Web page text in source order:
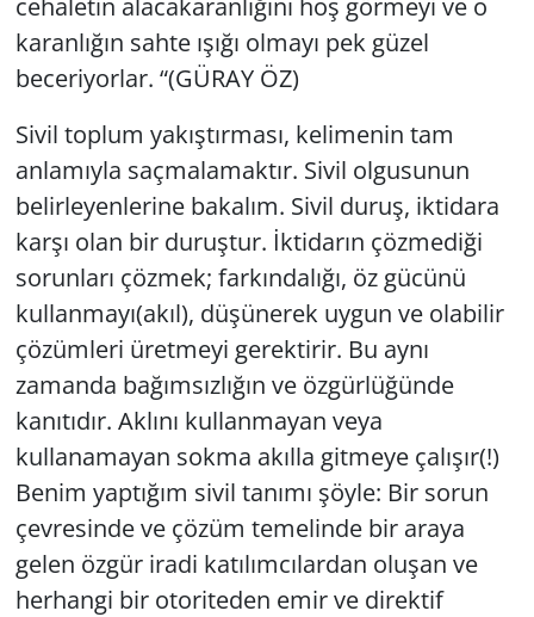
karanlığın sahte ışığı olmayı pek güzel
beceriyorlar. “(GÜRAY ÖZ)
Sivil toplum yakıştırması, kelimenin tam
anlamıyla saçmalamaktır. Sivil olgusunun
belirleyenlerine bakalım. Sivil duruş, iktidara
karşı olan bir duruştur. İktidarın çözmediği
sorunları çözmek; farkındalığı, öz gücünü
kullanmayı(akıl), düşünerek uygun ve olabilir
çözümleri üretmeyi gerektirir. Bu aynı
zamanda bağımsızlığın ve özgürlüğünde
kanıtıdır. Aklını kullanmayan veya
kullanamayan sokma akılla gitmeye çalışır(!)
Benim yaptığım sivil tanımı şöyle: Bir sorun
çevresinde ve çözüm temelinde bir araya
gelen özgür iradi katılımcılardan oluşan ve
herhangi bir otoriteden emir ve direktif